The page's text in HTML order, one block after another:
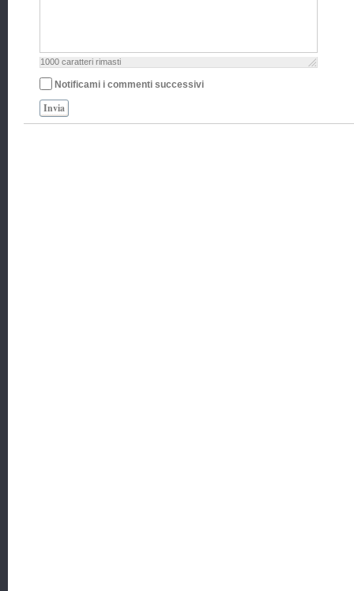
1000 caratteri rimasti
Notificami i commenti successivi
Invia